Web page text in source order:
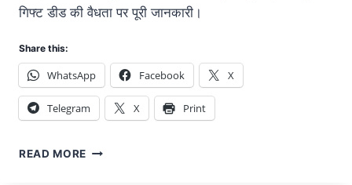
गिफ्ट डीड की वैधता पर पूरी जानकारी।
Share this:
WhatsApp Facebook X
Telegram X Print
READ MORE